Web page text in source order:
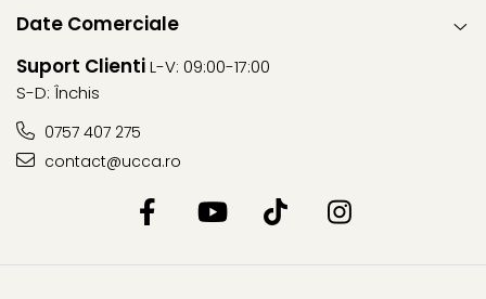
Date Comerciale
Suport ClientiL-V: 09:00-17:00
S-D: Închis
0757 407 275
contact@ucca.ro